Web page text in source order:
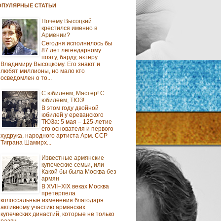
СТАТЬИ
Почему Высоцкий
крестился именно в
Армении?
Сегодня исполнилось бы
87 лет легендарному
поэту, барду, актеру
Владимиру Высоцкому. Его знают и
любят миллионы, но мало кто
осведомлен о то...
С юбилеем, Мастер! С
юбилеем, ТЮЗ!
В этом году двойной
юбилей у ереванского
ТЮЗа: 5 мая – 125-летие
его основателя и первого
худрука, народного артиста Арм. ССР
Тиграна Шамирх...
Известные армянские
купеческие семьи, или
Какой бы была Москва без
армян
В XVII–XIX веках Москва
претерпела
колоссальные изменения благодаря
активному участию армянских
купеческих династий, которые не только